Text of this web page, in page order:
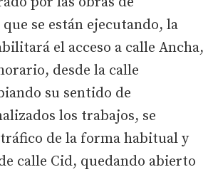
se están ejecutando, la
el acceso a calle Ancha,
desde la calle
su sentido de
los trabajos, se
de la forma habitual y
calle Cid, quedando abierto